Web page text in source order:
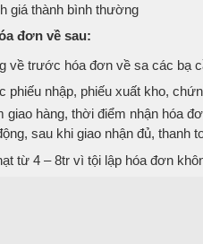
giá thành bình thường
đơn về sau:
về trước hóa đơn về sa các bạ
phiếu nhập, phiếu xuất kho,
giao hàng, thời điểm nhận hóa
sau khi giao nhận đủ, thanh
từ 4 – 8tr vì tội lập hóa đơn